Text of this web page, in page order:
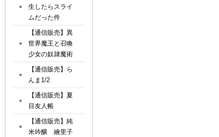
生したらスライ
ムだった件
【通信販売】異
世界魔王と召喚
少女の奴隷魔術
【通信販売】ら
んま1/2
【通信販売】夏
目友人帳
【通信販売】純
米吟醸 繪里子